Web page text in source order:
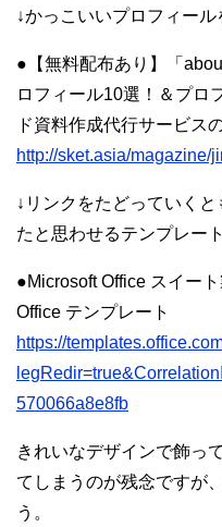
↓かっこいいプロフィール
●【無料配布あり】「
ロフィール10選！＆プロ
ド資料作成代行サービス
http://sket.asia/magazine/
↓リンクをたどっていく
たと思わせるテンプレー
●Microsoft Office スイー
Office テンプレート
https://
570066a8e8fb
きれいなデザインで飾っ
てしまうのが残念ですが
う。